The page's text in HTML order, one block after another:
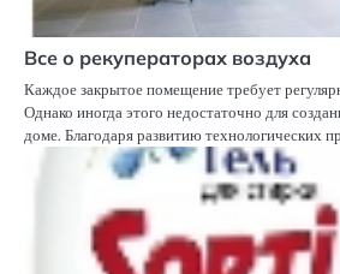
Все о рекуператорах воздуха
Каждое закрытое помещение требует
Однако иногда этого недостаточно для
доме. Благодаря развитию технологических